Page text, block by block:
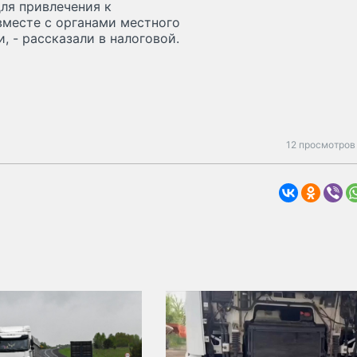
привлечения к
с органами местного
- рассказали в налоговой.
12